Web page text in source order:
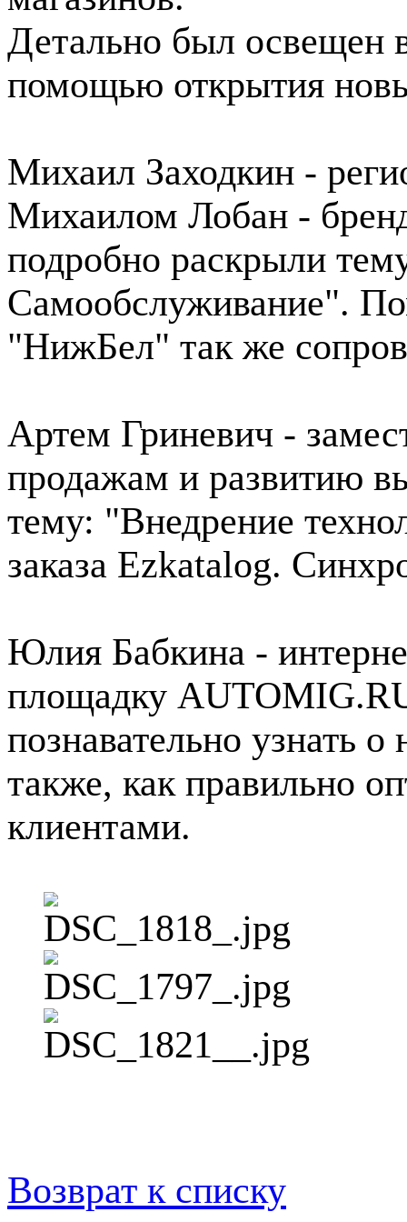
Детально был освещен
помощью открытия
Михаил Заходкин -
Михаилом Лобан -
подробно раскрыли
Самообслуживание".
"НижБел" так же
Артем Гриневич -
продажам и развитию
тему: "Внедрение
заказа Ezkatalog.
Юлия Бабкина -
площадку
познавательно узнать
также, как правильно
клиентами.
Возврат к списку